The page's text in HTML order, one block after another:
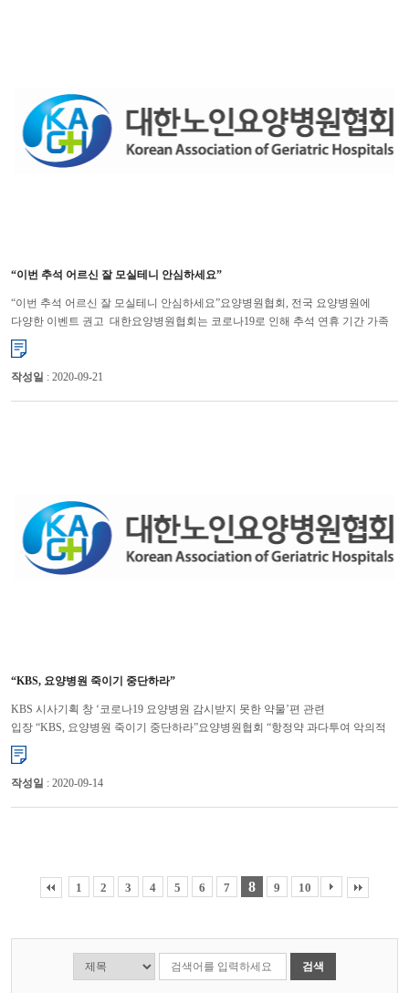
“이번 추석 어르신 잘 모실테니 안심하세요”
“이번 추석 어르신 잘 모실테니 안심하세요”요양병원협회, 전국 요양병원에
다양한 이벤트 권고 대한요양병원협회는 코로나19로 인해 추석 연휴 기간 가족
면회가 금지됨에 따라 요양병원들이 입원환자들을 위해...
작성일 : 2020-09-21
“KBS, 요양병원 죽이기 중단하라”
KBS 시사기획 창 ‘코로나19 요양병원 감시받지 못한 약물’편 관련
입장 “KBS, 요양병원 죽이기 중단하라”요양병원협회 “항정약 과다투여 악의적
보도” 대한요양병원협회는 공영방송인 KBS가 ...
작성일 : 2020-09-14
1 2 3 4 5 6 7 8 9 10
검색